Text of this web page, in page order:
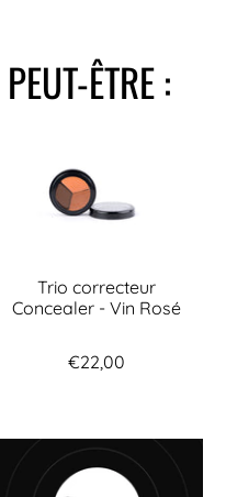
ÊTRE :
Trio correcteur
Concealer - Vin Rosé
€22,00